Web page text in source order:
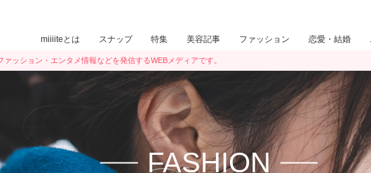
miiiiteとは スナップ 特集 美容記事 ファッション 恋愛・結婚
ッション・エンタメ情報などを発信するWEBメディアです。
FASHION